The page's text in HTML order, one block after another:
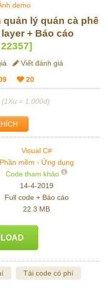
demo
lý quán cà phê
+ Báo cáo
22357]
Viết đánh giá
20
(1Xu = 1.000đ)
Visual C#
Phần mềm - Ứng dụng
Code tham khảo
14-4-2019
Full code + Báo cáo
22.3 MB
Tải code có phí